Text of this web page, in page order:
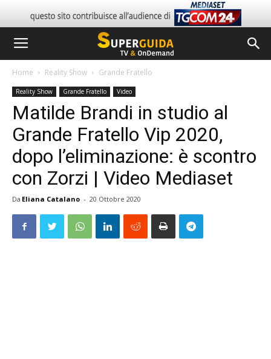
Home Reality Show Grande Fratello
Reality Show Grande Fratello Video
Matilde Brandi in studio al
Grande Fratello Vip 2020,
dopo l’eliminazione: è scontro
con Zorzi | Video Mediaset
Da Eliana Catalano - 20 Ottobre 2020